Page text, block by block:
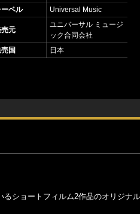
ーベル
Universal Music
元
ユニバーサル ミュージ
ック合同会社
国
日本
ショートフィルム2作品のオリジナ